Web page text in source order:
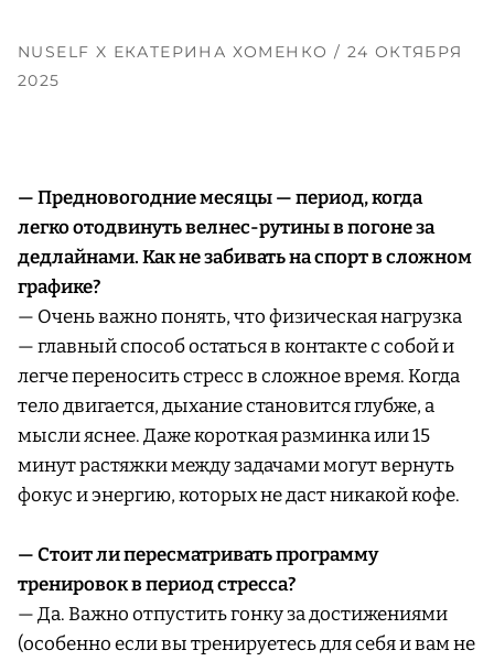
NUSELF X ЕКАТЕРИНА ХОМЕНКО / 24 ОКТЯБРЯ
2025
— Предновогодние месяцы — период, когда
легко отодвинуть велнес-рутины в погоне за
дедлайнами. Как не забивать на спорт в сложном
графике?
— Очень важно понять, что физическая нагрузка
— главный способ остаться в контакте с собой и
легче переносить стресс в сложное время. Когда
тело двигается, дыхание становится глубже, а
мысли яснее. Даже короткая разминка или 15
минут растяжки между задачами могут вернуть
фокус и энергию, которых не даст никакой кофе.
— Стоит ли пересматривать программу
тренировок в период стресса?
—Да. Важно отпустить гонку за достижениями
(особенно если вы тренируетесь для себя и вам не